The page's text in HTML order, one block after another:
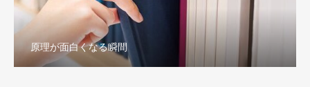
原理が面白くなる瞬間